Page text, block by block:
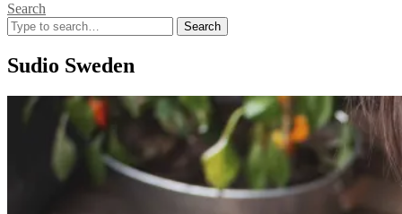
Search
Search
for:
Sudio Sweden